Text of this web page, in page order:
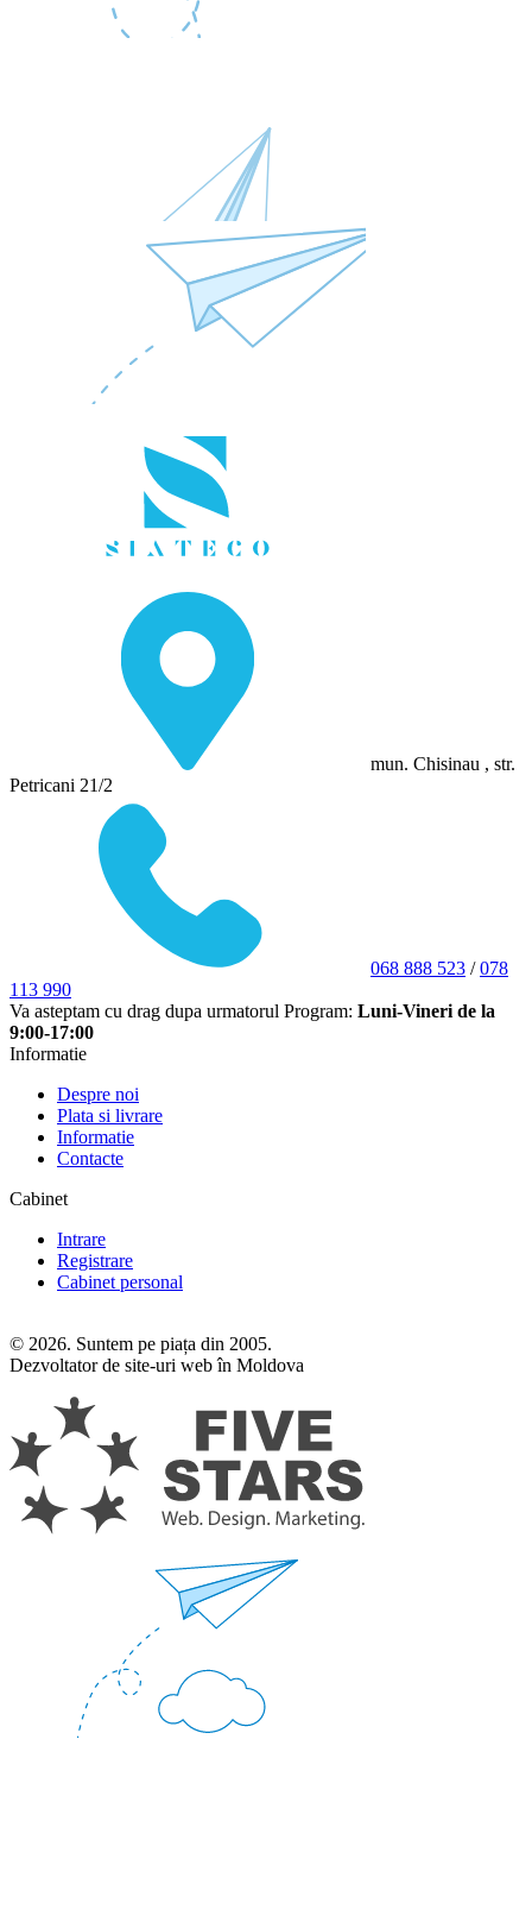
mun. Chisinau , str.
Petricani 21/2
068 888 523 /078
113 990
Va asteptam cu drag dupa urmatorul Program: Luni-Vineri de la
9:00-17:00
Informatie
Despre noi
Plata si livrare
Informatie
Contacte
Cabinet
Intrare
Registrare
Cabinet personal
© 2026. Suntem pe piața din 2005.
Dezvoltator de site-uri web în Moldova